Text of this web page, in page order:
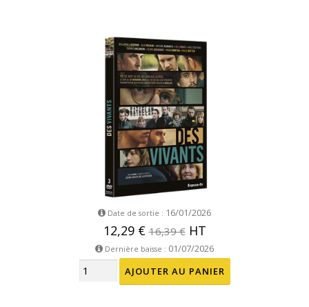
Date de sortie : 16/01/2026
12,29 €16,39 €HT
Dernière baisse : 01/07/2026